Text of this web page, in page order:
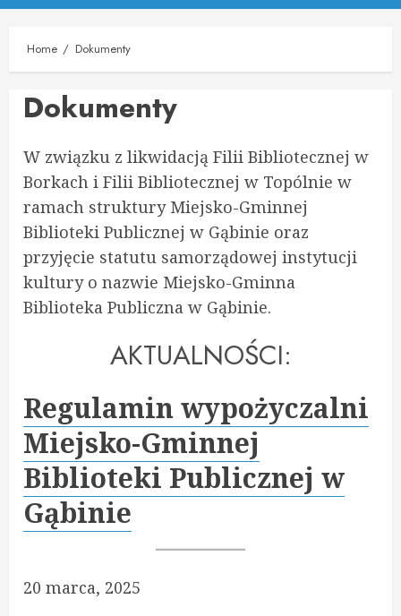
Menu
Home Dokumenty
Dokumenty
W związku z likwidacją Filii Bibliotecznej w
Borkach i Filii Bibliotecznej w Topólnie w
ramach struktury Miejsko-Gminnej
Biblioteki Publicznej w Gąbinie oraz
przyjęcie statutu samorządowej instytucji
kultury o nazwie Miejsko-Gminna
Biblioteka Publiczna w Gąbinie.
AKTUALNOŚCI:
Regulamin wypożyczalni
Miejsko-Gminnej
Biblioteki Publicznej w
Gąbinie
20 marca, 2025